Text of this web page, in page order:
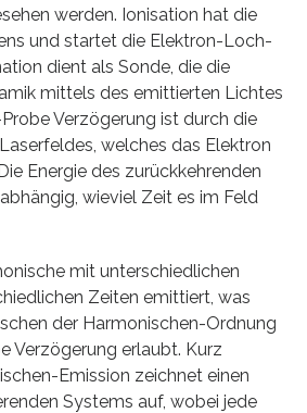
werden. Ionisation hat die
und startet die Elektron-Loch-
dient als Sonde, die die
mittels des emittierten Lichtes
Verzögerung ist durch die
welches das Elektron
Energie des zurückkehrenden
wieviel Zeit es im Feld
mit unterschiedlichen
Zeiten emittiert, was
der Harmonischen-Ordnung
Verzögerung erlaubt. Kurz
Emission zeichnet einen
Systems auf, wobei jede